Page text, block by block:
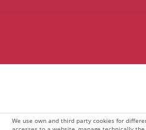
We use own and third party cookies for